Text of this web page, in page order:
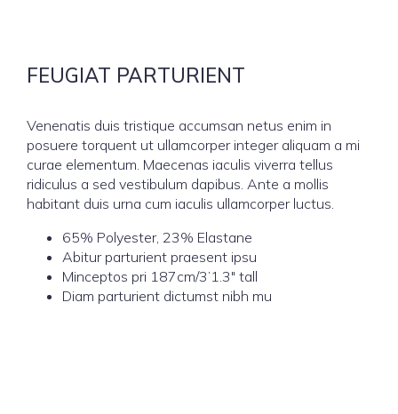
FEUGIAT PARTURIENT
Venenatis duis tristique accumsan netus enim in
posuere torquent ut ullamcorper integer aliquam a mi
curae elementum. Maecenas iaculis viverra tellus
ridiculus a sed vestibulum dapibus. Ante a mollis
habitant duis urna cum iaculis ullamcorper luctus.
65% Polyester, 23% Elastane
Abitur parturient praesent ipsu
Minceptos pri 187cm/3’1.3″ tall
Diam parturient dictumst nibh mu